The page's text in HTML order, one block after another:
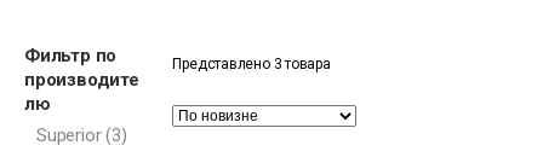
Фильтр по
производите
лю
Superior (3)
Представлено 3 товара